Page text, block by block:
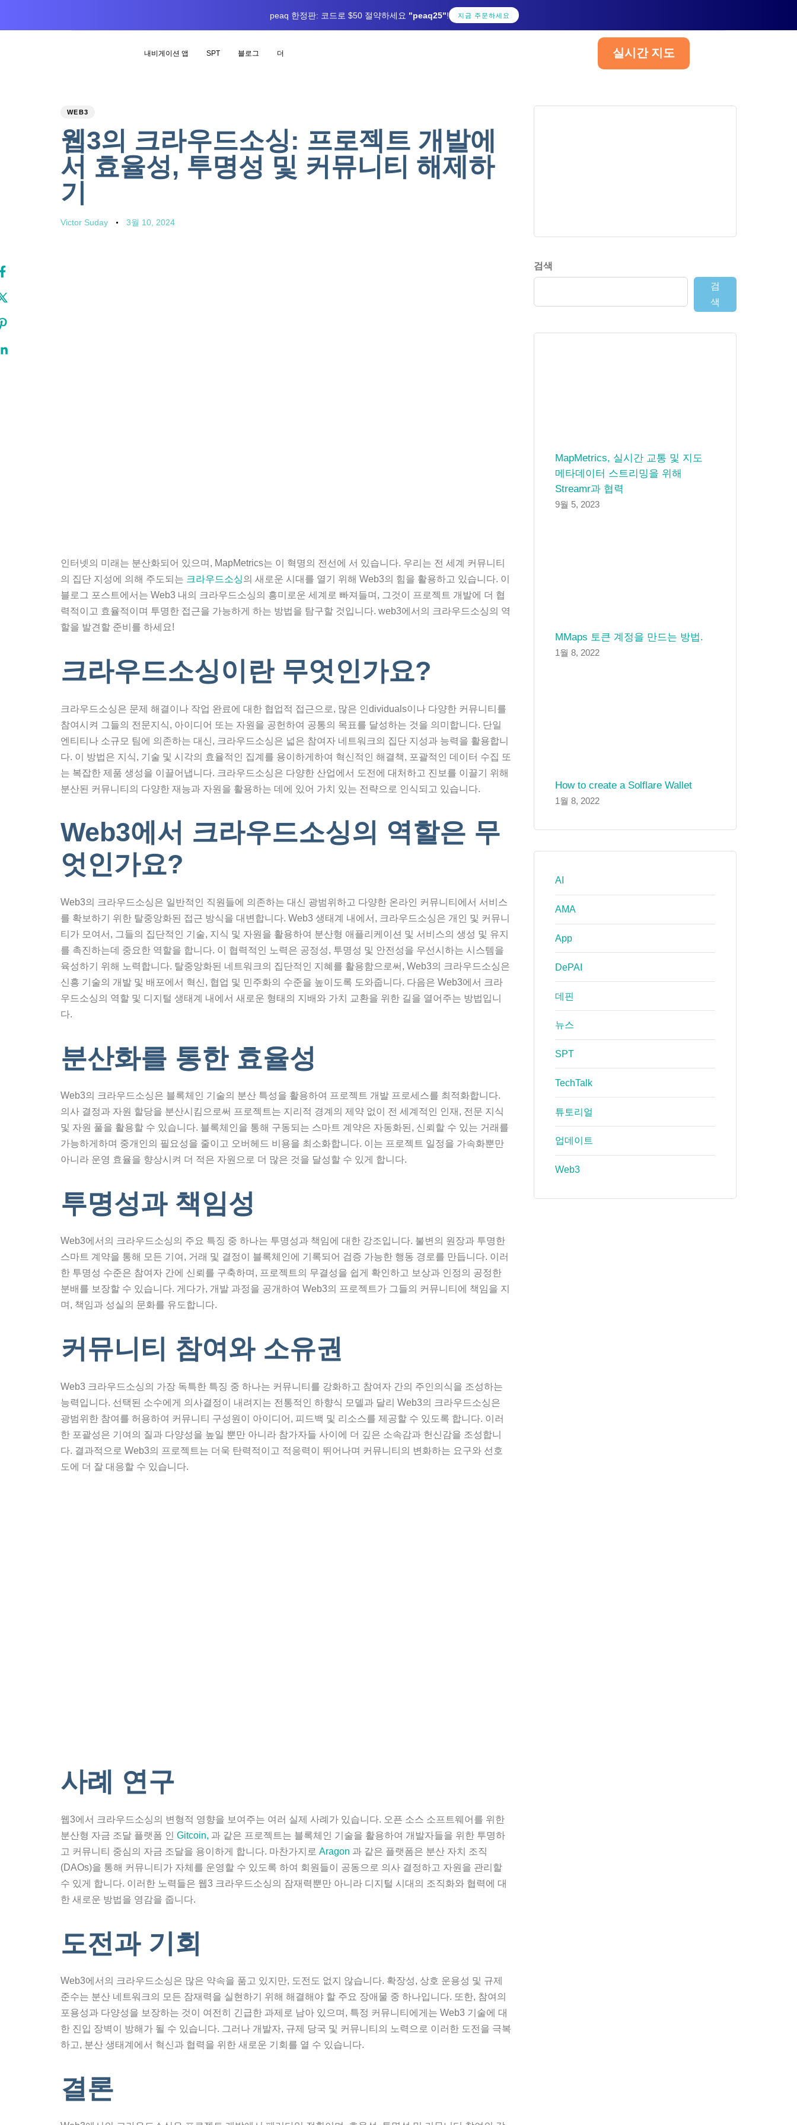
peaq 한정판: 코드로 $50 절약하세요 "peaq25"! 지금 주문하세요
내비게이션 앱 SPT 블로그 더 실시간 지도
PUBLISHED
WEB3
웹3의 크라우드소싱: 프로젝트 개발에
서 효율성, 투명성 및 커뮤니티 해제하
기
Author
Victor Suday
Published
3월 10, 2024
인터넷의 미래는 분산화되어 있으며, MapMetrics는 이 혁명의 전선에 서 있습니다. 우리는 전 세계 커뮤니티
의 집단 지성에 의해 주도되는 크라우드소싱의 새로운 시대를 열기 위해 Web3의 힘을 활용하고 있습니다. 이
블로그 포스트에서는 Web3 내의 크라우드소싱의 흥미로운 세계로 빠져들며, 그것이 프로젝트 개발에 더 협
력적이고 효율적이며 투명한 접근을 가능하게 하는 방법을 탐구할 것입니다. web3에서의 크라우드소싱의 역
할을 발견할 준비를 하세요!
크라우드소싱이란 무엇인가요?
크라우드소싱은 문제 해결이나 작업 완료에 대한 협업적 접근으로, 많은 인dividuals이나 다양한 커뮤니티를
참여시켜 그들의 전문지식, 아이디어 또는 자원을 공헌하여 공통의 목표를 달성하는 것을 의미합니다. 단일
엔티티나 소규모 팀에 의존하는 대신, 크라우드소싱은 넓은 참여자 네트워크의 집단 지성과 능력을 활용합니
다. 이 방법은 지식, 기술 및 시각의 효율적인 집계를 용이하게하여 혁신적인 해결책, 포괄적인 데이터 수집 또
는 복잡한 제품 생성을 이끌어냅니다. 크라우드소싱은 다양한 산업에서 도전에 대처하고 진보를 이끌기 위해
분산된 커뮤니티의 다양한 재능과 자원을 활용하는 데에 있어 가치 있는 전략으로 인식되고 있습니다.
Web3에서 크라우드소싱의 역할은 무
엇인가요?
Web3의 크라우드소싱은 일반적인 직원들에 의존하는 대신 광범위하고 다양한 온라인 커뮤니티에서 서비스
를 확보하기 위한 탈중앙화된 접근 방식을 대변합니다. Web3 생태계 내에서, 크라우드소싱은 개인 및 커뮤니
티가 모여서, 그들의 집단적인 기술, 지식 및 자원을 활용하여 분산형 애플리케이션 및 서비스의 생성 및 유지
를 촉진하는데 중요한 역할을 합니다. 이 협력적인 노력은 공정성, 투명성 및 안전성을 우선시하는 시스템을
육성하기 위해 노력합니다. 탈중앙화된 네트워크의 집단적인 지혜를 활용함으로써, Web3의 크라우드소싱은
신흥 기술의 개발 및 배포에서 혁신, 협업 및 민주화의 수준을 높이도록 도와줍니다. 다음은 Web3에서 크라
우드소싱의 역할 및 디지털 생태계 내에서 새로운 형태의 지배와 가치 교환을 위한 길을 열어주는 방법입니
다.
분산화를 통한 효율성
Web3의 크라우드소싱은 블록체인 기술의 분산 특성을 활용하여 프로젝트 개발 프로세스를 최적화합니다.
의사 결정과 자원 할당을 분산시킴으로써 프로젝트는 지리적 경계의 제약 없이 전 세계적인 인재, 전문 지식
및 자원 풀을 활용할 수 있습니다. 블록체인을 통해 구동되는 스마트 계약은 자동화된, 신뢰할 수 있는 거래를
가능하게하며 중개인의 필요성을 줄이고 오버헤드 비용을 최소화합니다. 이는 프로젝트 일정을 가속화뿐만
아니라 운영 효율을 향상시켜 더 적은 자원으로 더 많은 것을 달성할 수 있게 합니다.
투명성과 책임성
Web3에서의 크라우드소싱의 주요 특징 중 하나는 투명성과 책임에 대한 강조입니다. 불변의 원장과 투명한
스마트 계약을 통해 모든 기여, 거래 및 결정이 블록체인에 기록되어 검증 가능한 행동 경로를 만듭니다. 이러
한 투명성 수준은 참여자 간에 신뢰를 구축하며, 프로젝트의 무결성을 쉽게 확인하고 보상과 인정의 공정한
분배를 보장할 수 있습니다. 게다가, 개발 과정을 공개하여 Web3의 프로젝트가 그들의 커뮤니티에 책임을 지
며, 책임과 성실의 문화를 유도합니다.
커뮤니티 참여와 소유권
Web3 크라우드소싱의 가장 독특한 특징 중 하나는 커뮤니티를 강화하고 참여자 간의 주인의식을 조성하는
능력입니다. 선택된 소수에게 의사결정이 내려지는 전통적인 하향식 모델과 달리 Web3의 크라우드소싱은
광범위한 참여를 허용하여 커뮤니티 구성원이 아이디어, 피드백 및 리소스를 제공할 수 있도록 합니다. 이러
한 포괄성은 기여의 질과 다양성을 높일 뿐만 아니라 참가자들 사이에 더 깊은 소속감과 헌신감을 조성합니
다. 결과적으로 Web3의 프로젝트는 더욱 탄력적이고 적응력이 뛰어나며 커뮤니티의 변화하는 요구와 선호
도에 더 잘 대응할 수 있습니다.
사례 연구
웹3에서 크라우드소싱의 변형적 영향을 보여주는 여러 실제 사례가 있습니다. 오픈 소스 소프트웨어를 위한
분산형 자금 조달 플랫폼 인 Gitcoin, 과 같은 프로젝트는 블록체인 기술을 활용하여 개발자들을 위한 투명하
고 커뮤니티 중심의 자금 조달을 용이하게 합니다. 마찬가지로 Aragon 과 같은 플랫폼은 분산 자치 조직
(DAOs)을 통해 커뮤니티가 자체를 운영할 수 있도록 하여 회원들이 공동으로 의사 결정하고 자원을 관리할
수 있게 합니다. 이러한 노력들은 웹3 크라우드소싱의 잠재력뿐만 아니라 디지털 시대의 조직화와 협력에 대
한 새로운 방법을 영감을 줍니다.
도전과 기회
Web3에서의 크라우드소싱은 많은 약속을 품고 있지만, 도전도 없지 않습니다. 확장성, 상호 운용성 및 규제
준수는 분산 네트워크의 모든 잠재력을 실현하기 위해 해결해야 할 주요 장애물 중 하나입니다. 또한, 참여의
포용성과 다양성을 보장하는 것이 여전히 긴급한 과제로 남아 있으며, 특정 커뮤니티에게는 Web3 기술에 대
한 진입 장벽이 방해가 될 수 있습니다. 그러나 개발자, 규제 당국 및 커뮤니티의 노력으로 이러한 도전을 극복
하고, 분산 생태계에서 혁신과 협력을 위한 새로운 기회를 열 수 있습니다.
결론
검색
검
색
MapMetrics, 실시간 교통 및 지도
메타데이터 스트리밍을 위해
Streamr과 협력
9월 5, 2023
MMaps 토큰 계정을 만드는 방법.
1월 8, 2022
How to create a Solflare Wallet
1월 8, 2022
AI
AMA
App
DePAI
데핀
뉴스
SPT
TechTalk
튜토리얼
업데이트
Web3